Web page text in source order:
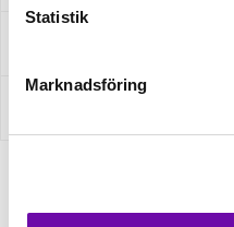
Statistik
Marknadsföring